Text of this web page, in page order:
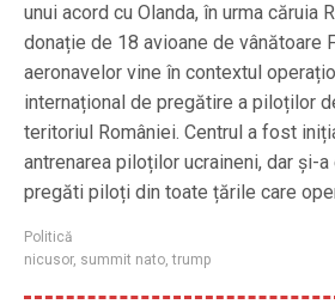
unui acord cu Olanda, în urma căruia
donație de 18 avioane de vânătoare
aeronavelor vine în contextul
internațional de pregătire a piloților
teritoriul României. Centrul a fost
antrenarea piloților ucraineni, dar și-
pregăti piloți din toate țările care
Politică
nicusor, summit nato,trump